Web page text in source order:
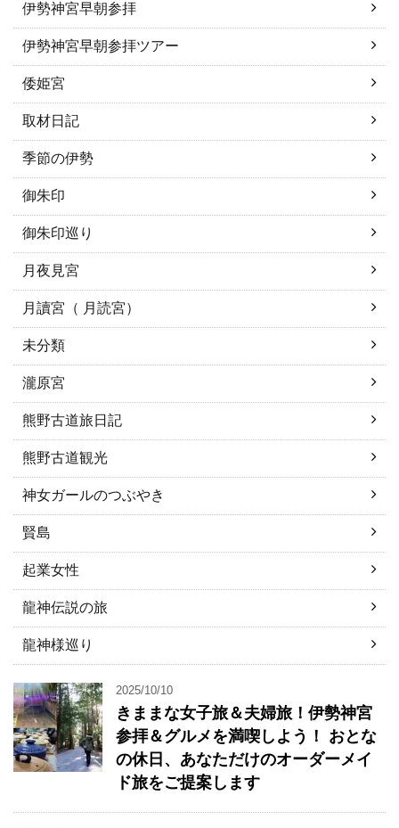
伊勢神宮早朝参拝
伊勢神宮早朝参拝ツアー
倭姫宮
取材日記
季節の伊勢
御朱印
御朱印巡り
月夜見宮
月讀宮（ 月読宮）
未分類
瀧原宮
熊野古道旅日記
熊野古道観光
神女ガールのつぶやき
賢島
起業女性
龍神伝説の旅
龍神様巡り
2025/10/10
きままな女子旅＆夫婦旅！伊勢神宮
参拝＆グルメを満喫しよう！ おとな
の休日、あなただけのオーダーメイ
ド旅をご提案します